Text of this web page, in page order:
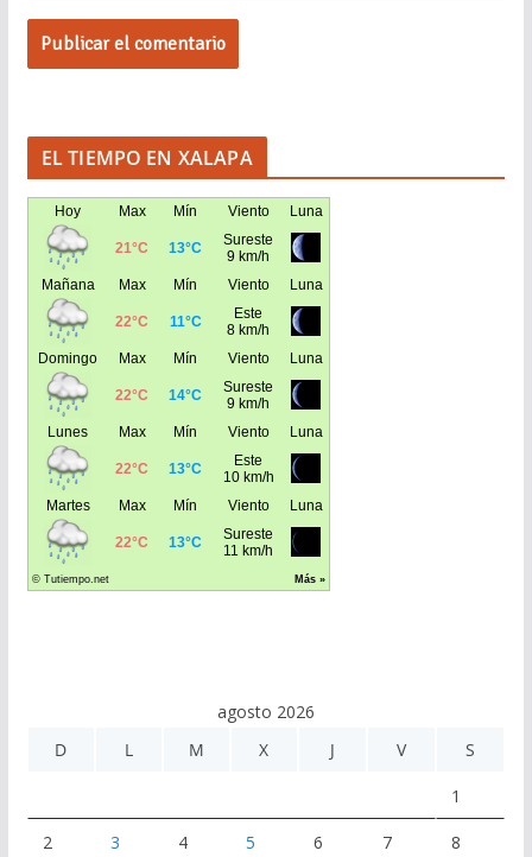
EL TIEMPO EN XALAPA
agosto 2026
D
L M X J V S
1
2 3 4 5 6 7 8